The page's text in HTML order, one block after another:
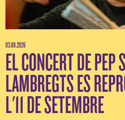
03.08.2026
EL CONCERT DE
LAMBREGTS ES
L'11 DE SETEMBRE